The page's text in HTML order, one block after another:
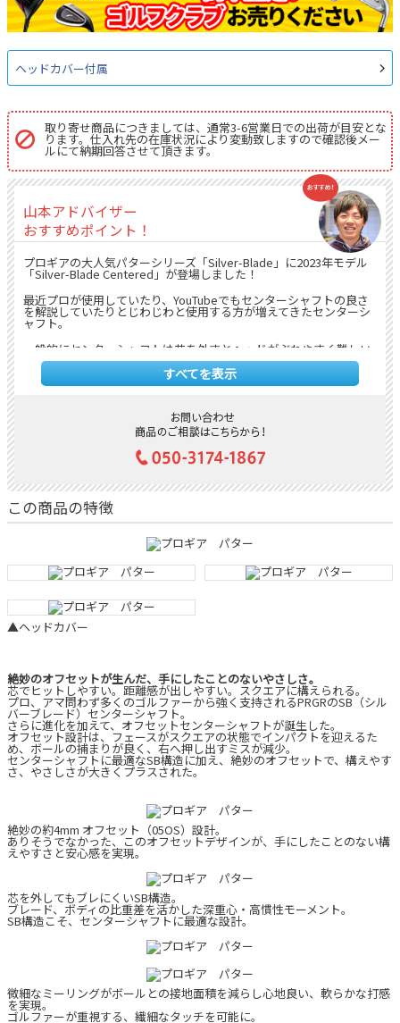
ヘッドカバー付属
取り寄せ商品につきましては、通常3-6営業日での出荷が目安とな
ります。仕入れ先の在庫状況により変動致しますので確認後メー
ルにて納期回答させて頂きます。
山本アドバイザー
おすすめポイント！
プロギアの大人気パターシリーズ「Silver-Blade」に2023年モデル
「Silver-Blade Centered」が登場しました！
最近プロが使用していたり、YouTubeでもセンターシャフトの良さ
を解説していたりとじわじわと使用する方が増えてきたセンターシ
ャフト。
一般的にセンターシャフトは芯を外すとヘッドがぶれやすく難しい
イメージがありますが、深・低重心設計の「Silver-Blade」は芯を
外してもヘッドがぶれにくくやさしいセンターシャフトパターに仕
上がっています！
さらにこの「Silver-Blade Centered」はちょっとだけオフセットが
ついている今までありそうでなかったセンターシャフトパターにな
っており、この絶妙なオフセットのおかげで右に押し出しにくく、
フェースにアルミを使用しており、「Silver-Blade」シリーズの真骨
頂である打感のやわらかさも継承しております！
操作性やフィーリングを重視するセンターシャフトにやさしさも加
わり、センターシャフトパターを使ってみたいけど難しそうで今ま
すべてを表示
この商品の特徴
▲ヘッドカバー
絶妙のオフセットが生んだ、手にしたことのないやさしさ。
芯でヒットしやすい。距離感が出しやすい。スクエアに構えられる。
プロ、アマ問わず多くのゴルファーから強く支持されるPRGRのSB（シル
バーブレード）センターシャフト。
さらに進化を加えて、オフセットセンターシャフトが誕生した。
オフセット設計は、フェースがスクエアの状態でインパクトを迎えるた
め、ボールの捕まりが良く、右へ押し出すミスが減少。
センターシャフトに最適なSB構造に加え、絶妙のオフセットで、構えやす
さ、やさしさが大きくプラスされた。
絶妙の約4mm オフセット（05OS）設計。
ありそうでなかった、このオフセットデザインが、手にしたことのない構
えやすさと安心感を実現。
芯を外してもブレにくいSB構造。
ブレード、ボディの比重差を活かした深重心・高慣性モーメント。
SB構造こそ、センターシャフトに最適な設計。
微細なミーリングがボールとの接地面積を減らし心地良い、軟らかな打感
を実現。
ゴルファーが重視する、繊細なタッチを可能に。